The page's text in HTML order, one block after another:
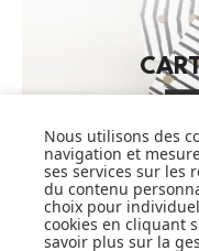
Pionnier du WEB,
sélective en
Nous utilisons des
navigation et
ses services sur les
du contenu
choix pour
cookies en cliquant
savoir plus sur la